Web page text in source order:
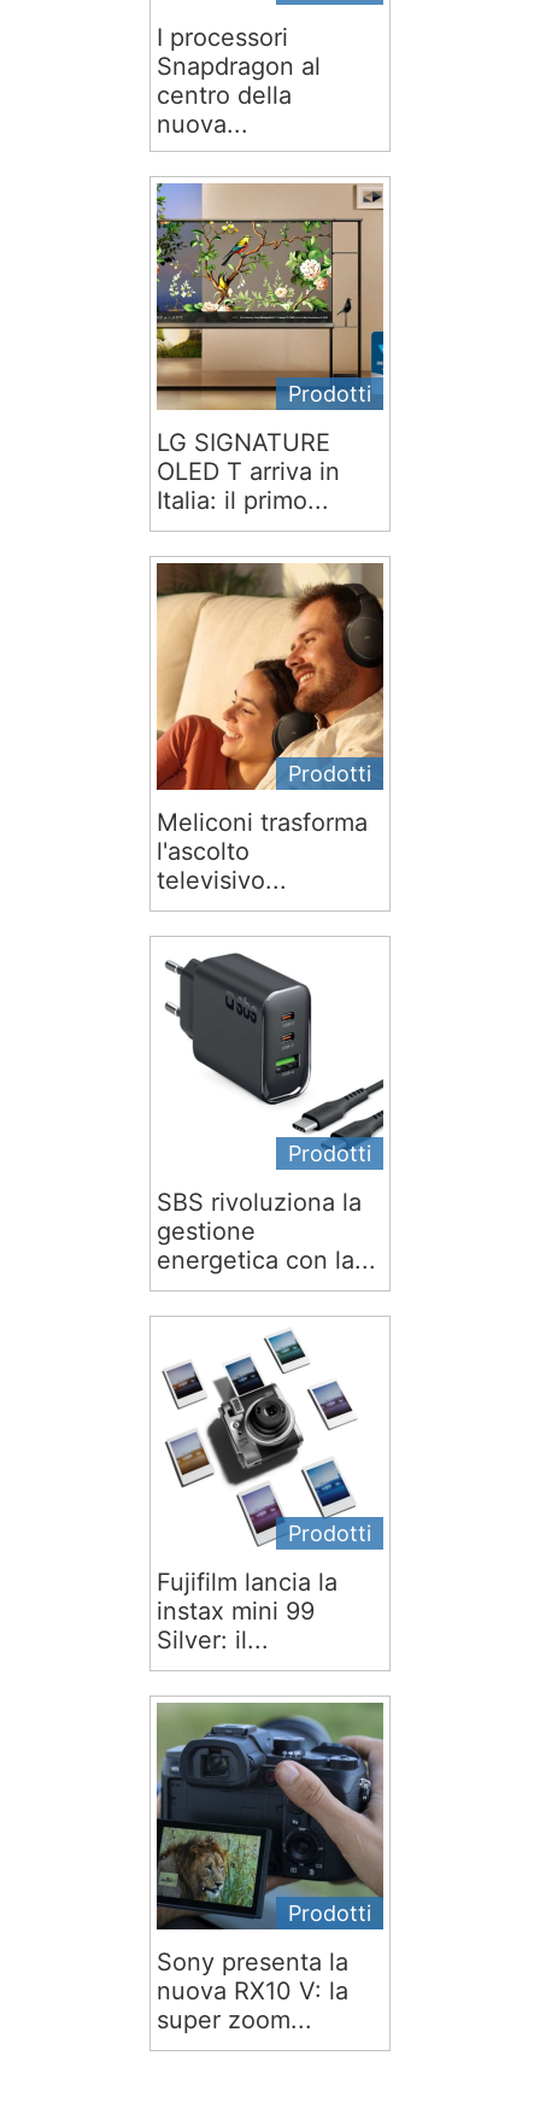
I processori
Snapdragon al
centro della
nuova...
Prodotti
LG SIGNATURE
OLED T arriva in
Italia: il primo...
Prodotti
Meliconi trasforma
l'ascolto
televisivo...
Prodotti
SBS rivoluziona la
gestione
energetica con la...
Prodotti
Fujifilm lancia la
instax mini 99
Silver: il...
Prodotti
Sony presenta la
nuova RX10 V: la
super zoom...